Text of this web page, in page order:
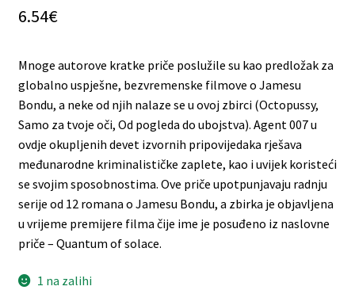
6.54€
Mnoge autorove kratke priče poslužile su kao predložak za
globalno uspješne, bezvremenske filmove o Jamesu
Bondu, a neke od njih nalaze se u ovoj zbirci (Octopussy,
Samo za tvoje oči, Od pogleda do ubojstva). Agent 007 u
ovdje okupljenih devet izvornih pripovijedaka rješava
međunarodne kriminalističke zaplete, kao i uvijek koristeći
se svojim sposobnostima. Ove priče upotpunjavaju radnju
serije od 12 romana o Jamesu Bondu, a zbirka je objavljena
u vrijeme premijere filma čije ime je posuđeno iz naslovne
priče – Quantum of solace.
1 na zalihi